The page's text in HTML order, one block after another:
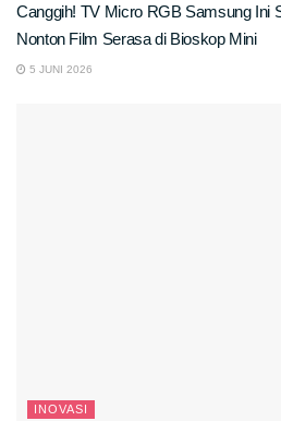
Canggih! TV Micro RGB Samsung Ini Siap Ubah Total Cara Kita
Nonton Film Serasa di Bioskop Mini
5 JUNI 2026
INOVASI